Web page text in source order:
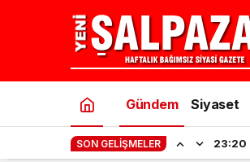
Gündem Siyaset
SON GELIŞMELER 23:20